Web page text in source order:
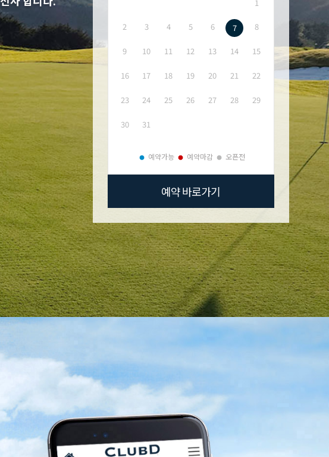
1
2 3 4 5 6 7 8
9 10 11 12 13 14 15
16 17 18 19 20 21 22
23 24 25 26 27 28 29
30 31
예약가능 예약마감 오픈전
예약 바로가기